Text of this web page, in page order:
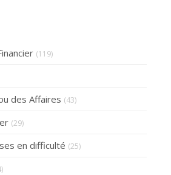
(119)
des Affaires (43)
(29)
en difficulté (25)